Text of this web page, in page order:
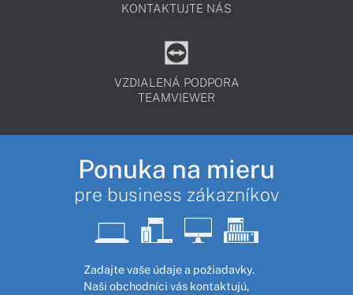
KONTAKTUJTE NÁS
VZDIALENÁ PODPORA
TEAMVIEWER
Ponuka na mieru
pre business zákazníkov
Zadajte vaše údaje a požiadavky.
Naši obchodníci vás kontaktujú,